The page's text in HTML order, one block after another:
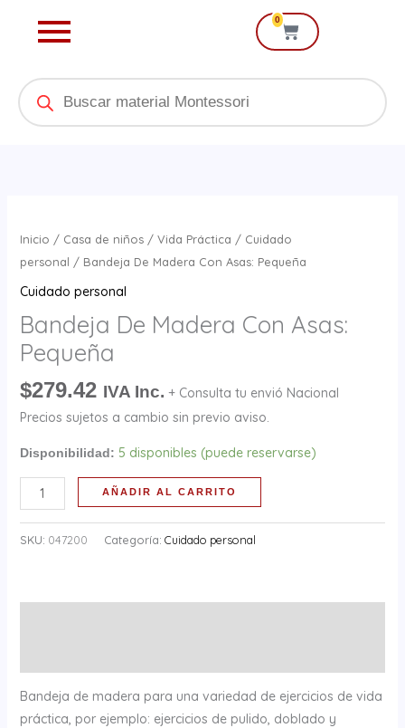
0
Cart
Products
search
Inicio / Casa de niños/ Vida Práctica / Cuidado
personal / Bandeja De Madera Con Asas: Pequeña
Cuidado personal
Bandeja De Madera Con Asas:
Pequeña
$279.42 IVA Inc. + Consulta tu envió Nacional
Precios sujetos a cambio sin previo aviso.
Disponibilidad: 5 disponibles (puede reservarse)
De
Madera
Pequeña
cantidad
AÑADIR AL CARRITO
SKU: 047200 Categoría: Cuidado personal
Bandeja de madera para una variedad de ejercicios de vida
práctica, por ejemplo: ejercicios de pulido, doblado y